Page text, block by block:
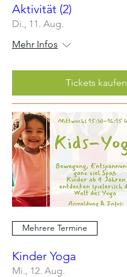
Aktivität (2)
Di., 11. Aug.
Mehr Infos
Tickets kaufen
Mehrere Termine
Kinder Yoga
Mi., 12. Aug.